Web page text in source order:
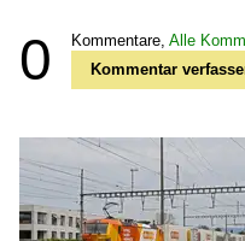
0 Kommentare, Alle
Kommentar